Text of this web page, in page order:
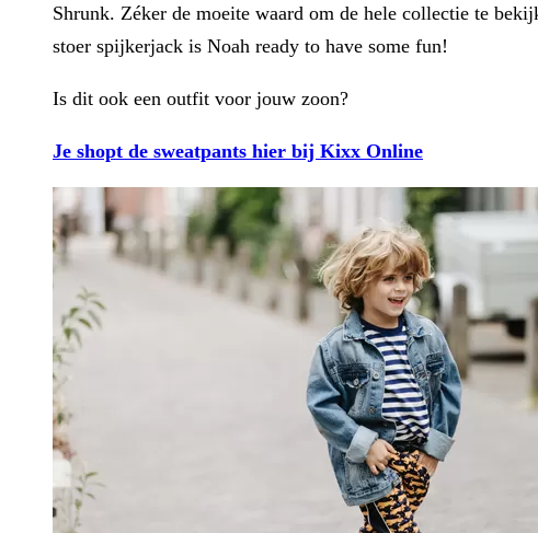
Shrunk. Zéker de moeite waard om de hele collectie te
stoer spijkerjack is Noah ready to have some fun!
Is dit ook een outfit voor jouw zoon?
Je shopt de sweatpants hier bij Kixx Online